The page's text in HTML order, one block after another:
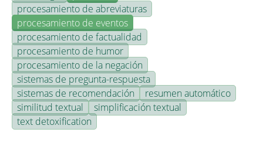
procesamiento de abreviaturas
procesamiento de eventos
procesamiento de factualidad
procesamiento de humor
procesamiento de la negación
sistemas de pregunta-respuesta
sistemas de recomendación
resumen automático
similitud textual
simplificación textual
text detoxification